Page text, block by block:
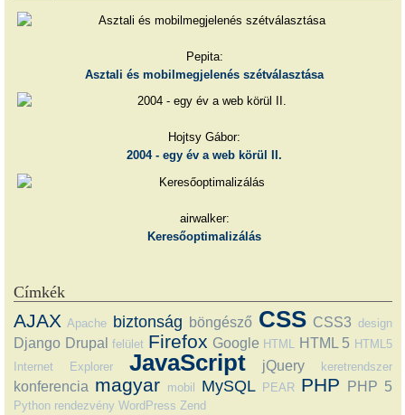
Pepita:
Asztali és mobilmegjelenés szétválasztása
Hojtsy Gábor:
2004 - egy év a web körül II.
airwalker:
Keresőoptimalizálás
Címkék
AJAX Apache biztonság böngésző CSS CSS3 design
Django Drupal felület Firefox Google HTML HTML 5 HTML5
Internet Explorer
JavaScript jQuery keretrendszer
konferencia magyar mobil MySQL PEAR PHP PHP 5
Python rendezvény WordPress Zend